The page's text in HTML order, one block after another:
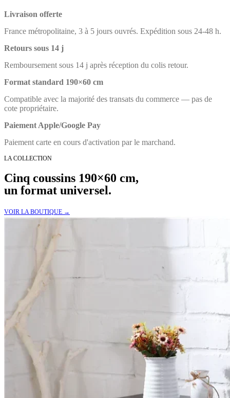
Livraison offerte
France métropolitaine, 3 à 5 jours ouvrés. Expédition sous 24-48 h.
Retours sous 14 j
Remboursement sous 14 j après réception du colis retour.
Format standard 190×60 cm
Compatible avec la majorité des transats du commerce — pas de
cote propriétaire.
Paiement Apple/Google Pay
Paiement carte en cours d'activation par le marchand.
LA COLLECTION
Cinq coussins 190×60 cm,
un format universel.
VOIR LA BOUTIQUE →